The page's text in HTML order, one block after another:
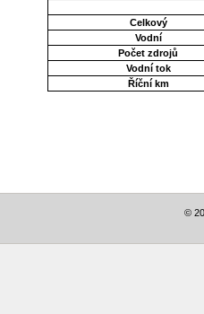
Celkový
Vodní
Počet zdrojů
Vodní tok
Říční km
©